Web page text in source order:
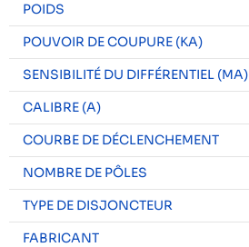
POIDS
POUVOIR DE COUPURE (KA)
SENSIBILITÉ DU DIFFÉRENTIEL (MA)
CALIBRE (A)
COURBE DE DÉCLENCHEMENT
NOMBRE DE PÔLES
TYPE DE DISJONCTEUR
FABRICANT